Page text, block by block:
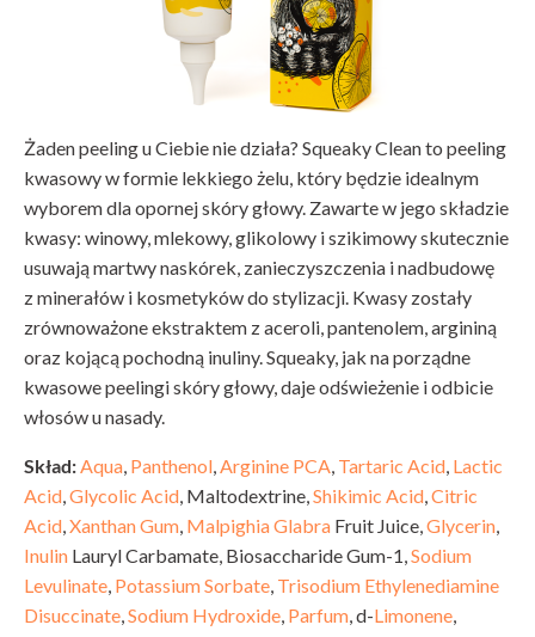
Żaden peeling u Ciebie nie działa? Squeaky Clean to peeling
kwasowy w formie lekkiego żelu, który będzie idealnym
wyborem dla opornej skóry głowy. Zawarte w jego składzie
kwasy: winowy, mlekowy, glikolowy i szikimowy skutecznie
usuwają martwy naskórek, zanieczyszczenia i nadbudowę
z minerałów i kosmetyków do stylizacji. Kwasy zostały
zrównoważone ekstraktem z aceroli, pantenolem, argininą
oraz kojącą pochodną inuliny. Squeaky, jak na porządne
kwasowe peelingi skóry głowy, daje odświeżenie i odbicie
włosów u nasady.
Skład:Aqua, Panthenol,Arginine PCA, Tartaric Acid, Lactic
Acid,Glycolic Acid, Maltodextrine,Shikimic Acid,Citric
Acid,Xanthan Gum, Malpighia Glabra Fruit Juice,Glycerin,
Inulin Lauryl Carbamate, Biosaccharide Gum-1,Sodium
Levulinate, Potassium Sorbate, Trisodium Ethylenediamine
Disuccinate,Sodium Hydroxide, Parfum, d-Limonene,